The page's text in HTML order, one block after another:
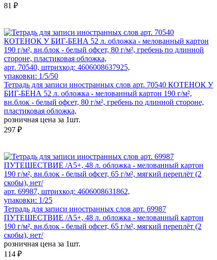
81 ₽
арт. 70540, штрихкод: 4606008637925,
упаковки: 1/5/50
Тетрадь для записи иностранных слов арт. 70540 КОТЕНОК У
БИГ-БЕНА 52 л. обложка - мелованный картон 190 г/м²,
вн.блок - белый офсет, 80 г/м², гребень по длинной стороне,
пластиковая обложка,
розничная цена за 1шт.
297 ₽
арт. 69987, штрихкод: 4606008631862,
упаковки: 1/25
Тетрадь для записи иностранных слов арт. 69987
ПУТЕШЕСТВИЕ /А5+, 48 л. обложка - мелованный картон
190 г/м², вн.блок - белый офсет, 65 г/м², мягкий переплёт (2
скобы), нет/
розничная цена за 1шт.
114 ₽